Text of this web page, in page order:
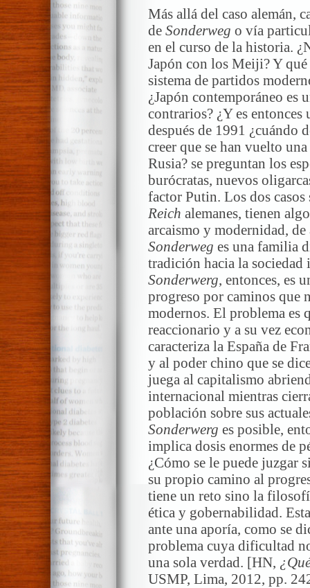
Más allá del caso alemán,
de Sonderweg o vía
en el curso de la historia.
Japón con los Meiji? Y
sistema de partidos
¿Japón contemporáneo es
contrarios? ¿Y es entonces
después de 1991 ¿cuándo
creer que se han vuelto
Rusia? se preguntan los
burócratas, nuevos
factor Putin. Los dos casos
Reich alemanes, tienen
arcaismo y modernidad,
Sonderweg es una familia
tradición hacia la
Sonderwerg, entonces, es
progreso por caminos que
modernos. El problema
reaccionario y a su vez
caracteriza la España de
y al poder chino que se
juega al capitalismo
internacional mientras
población sobre sus
Sonderwerg es posible,
implica dosis enormes de
¿Cómo se le puede juzgar
su propio camino al
tiene un reto sino la
ética y gobernabilidad.
ante una aporía, como se
problema cuya dificultad
una sola verdad. [HN,
USMP, Lima, 2012, pp.